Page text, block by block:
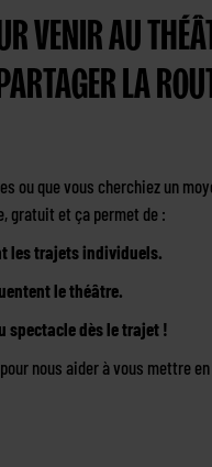
VENIR AU
LA
ou que vous cherchiez un
gratuit et ça permet de :
les trajets individuels.
le théâtre.
spectacle dès le trajet !
nous aider à vous mettre